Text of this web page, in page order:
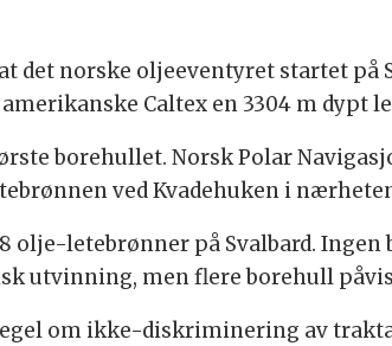
det norske oljeeventyret startet på
Caltex en 3304 m
borehullet. Norsk Polar
ved Kvadehuken i
olje-letebrønner på Svalbard.
utvinning, men flere borehull
om ikke-diskriminering av